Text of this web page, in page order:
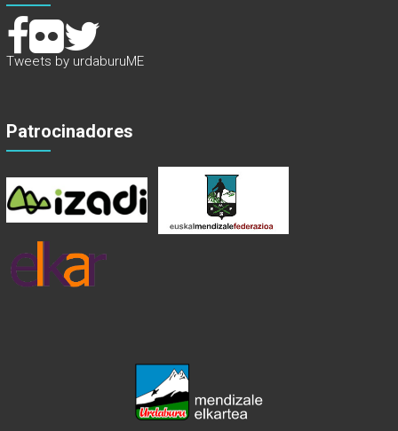
Tweets by urdaburuME
Patrocinadores